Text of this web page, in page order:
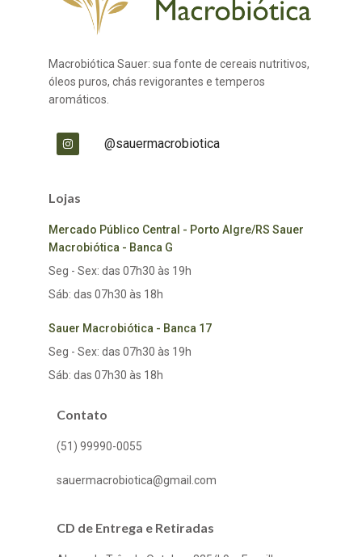
Macrobiótica Sauer: sua fonte de cereais nutritivos,
óleos puros, chás revigorantes e temperos
aromáticos.
@sauermacrobiotica
Lojas
Mercado Público Central - Porto Algre/RS Sauer
Macrobiótica - Banca G
Seg - Sex: das 07h30 às 19h
Sáb: das 07h30 às 18h
Sauer Macrobiótica - Banca 17
Seg - Sex: das 07h30 às 19h
Sáb: das 07h30 às 18h
Contato
(51) 99990-0055
sauermacrobiotica@gmail.com
CD de Entrega e Retiradas